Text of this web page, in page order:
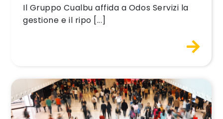
Il Gruppo Cualbu affida a Odos Servizi la
gestione e il ripo [...]